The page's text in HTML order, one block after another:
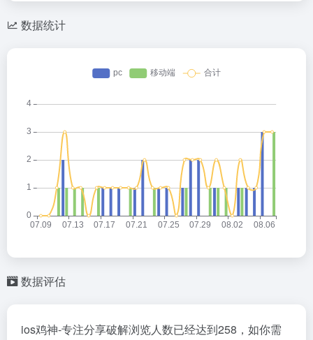
数据统计
数据评估
ios鸡神-专注分享破解浏览人数已经达到258，如你需